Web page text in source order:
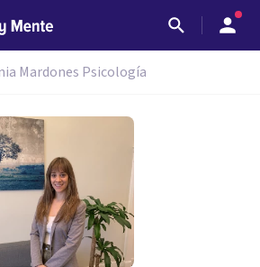
Mardones Psicología